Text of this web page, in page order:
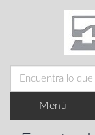
Menú